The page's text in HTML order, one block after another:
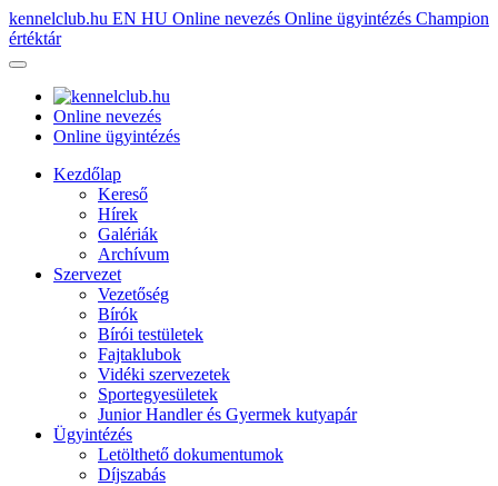
kennelclub.hu EN HU Online nevezés Online ügyintézés Champion
értéktár
Online nevezés
Online ügyintézés
Kezdőlap
Kereső
Hírek
Galériák
Archívum
Szervezet
Vezetőség
Bírók
Bírói testületek
Fajtaklubok
Vidéki szervezetek
Sportegyesületek
Junior Handler és Gyermek kutyapár
Ügyintézés
Letölthető dokumentumok
Díjszabás